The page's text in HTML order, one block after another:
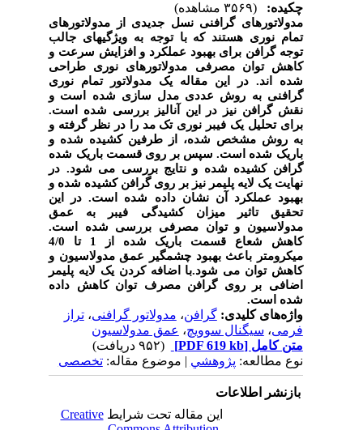
چکیده:
مدولاتورهای گرافنی نسل جدیدی از مدولاتورهای
تمام نوری هستند که با توجه به ویژگی­های جالب
توجه گرافن برای بهبود عملکرد و افزایش سرعت و
کاهش توان مصرفی مدولاتورهای نوری طراحی
شده اند. در این مقاله یک مدولاتور تمام نوری
گرافنی به روش عددی مدل سازی شده است و
نقش گرافن نیز در این آنالیز بررسی شده است.
برای تحلیل یک فیبر نوری تک مد را در نظر گرفته و
به روش مشخص شده، از طرفین کشیده شده و
باریک شده است. سپس بر روی قسمت باریک شده
گرافن کشیده شده و نتایج بررسی می شود. در
نهایت یک لایه پلیمر نیز بر روی گرافن کشیده شده و
بهبود عملکرد آن نشان داده شده است. در این
تحقیق تاثیر میزان کشیدگی فیبر به عمق
مدولاسیون و توان مصرفی بررسی شده است.
کاهش شعاع قسمت باریک شده از 1 تا 4/0
میکرومتر باعث بهبود چشمگیر عمق مدولاسیون و
کاهش توان می شود.با اضافه کردن یک لایه پلیمر
اضافی بر روی گرافن مصرف توان کاهش داده
شده است.
واژه‌های کلیدی:گرافن،مدولاتور گرافنی،تراز
فرمی،سیگنال سوویچ،عمق مدولاسیون
متن کامل[PDF 619 kb]
نوع مطالعه:پژوهشي| موضوع مقاله:تخصصی
بازنشر اطلاعات
این مقاله تحت شرایطCreative